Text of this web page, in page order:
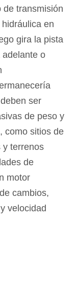
de transmisión
en
gira la pista
o
ser
de peso y
como sitios de
y terrenos
de
motor
cambios,
velocidad